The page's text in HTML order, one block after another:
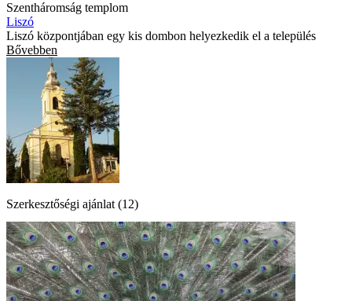
Szentháromság templom
Liszó
Liszó központjában egy kis dombon helyezkedik el a település
Bővebben
Szerkesztőségi ajánlat (12)